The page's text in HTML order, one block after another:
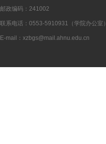
邮政编码：241002
联系电话：0553-5910931（学院办公室）
E-mail：xzbgs@mail.ahnu.edu.cn